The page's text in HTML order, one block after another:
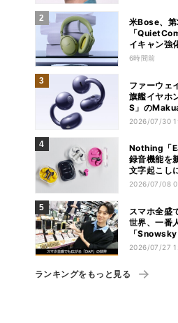
米Bose、
「
イキャン強
の低下を抑制
6時間前
ファーウェ
旗艦イヤホ
S」の
2026/07/30
Nothing「
録音機能を
文字起こし
2026/07/08
スマホ全盛
世界、一番
「
雄介の家電
2026/07/27
ランキングをもっと見る